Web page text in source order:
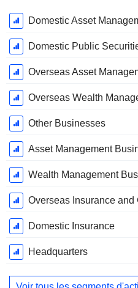
Période
Fiscale:
Décembre
Domestic Asset
Domestic Public
Overseas Asset
Overseas Wealth
Other Businesses
Asset Management
Wealth Management
Domestic Insurance
Headquarters